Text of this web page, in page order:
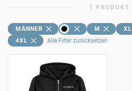
1 PRODUKT
MÄNNER M XL
4XL
Alle Filter zurücksetzen